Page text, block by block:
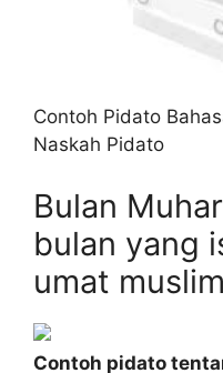
Contoh Pidato
Naskah Pidato
Bulan
bulan yang
umat
Contoh pidato